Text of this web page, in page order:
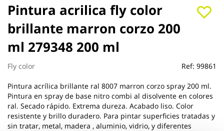
Pintura acrilica fly color
brillante marron corzo 200
ml 279348 200 ml
Fly color Ref: 99861
Pintura acrílica brillante ral 8007 marron corzo spray 200 ml.
Pintura en spray de base nitro combi al disolvente en colores
ral. Secado rápido. Extrema dureza. Acabado liso. Color
resistente y brillo duradero. Para pintar superficies tratadas y
sin tratar, metal, madera , aluminio, vidrio, y diferentes
Saltar
al
comienzo
de
la
galería
de